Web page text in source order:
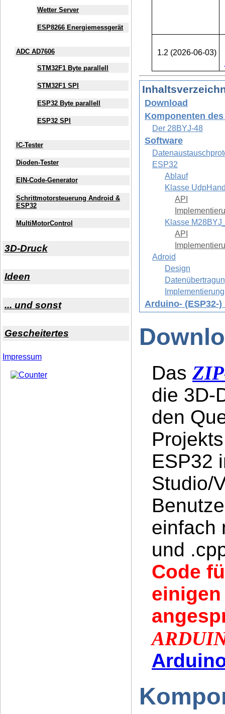
1.2 (2026-06-03)
Download
Komponenten
Der 28BYJ-48
Software
ESP32
Ablauf
Klasse
API
Klasse
API
Adroid
Design
Implementierung
Arduino- (ESP32-
Das
die 3D-
den
ESP32
Studio/
einfach
und
Code
Wetter Server
ESP8266 Energiemessgerät
ADC AD7606
STM32F1 Byte parallell
STM32F1 SPI
ESP32 Byte parallell
ESP32 SPI
IC-Tester
Dioden-Tester
EIN-Code-Generator
Schrittmotorsteuerung Android &
ESP32
MultiMotorControl
3D-Druck
Ideen
... und sonst
Gescheitertes
Impressum